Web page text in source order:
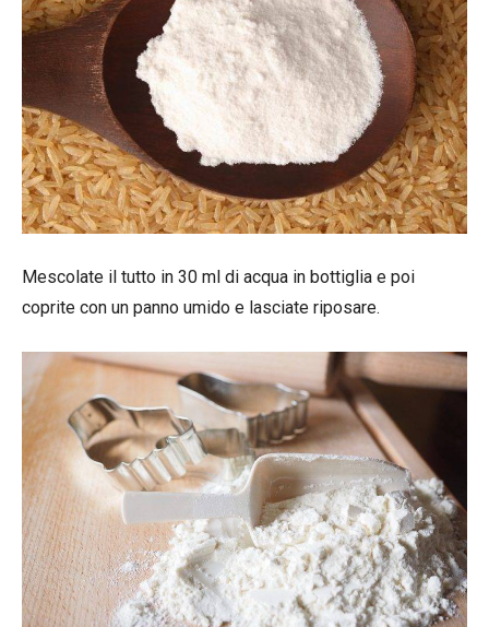
Mescolate il tutto in 30 ml di acqua in bottiglia e poi
coprite con un panno umido e lasciate riposare.